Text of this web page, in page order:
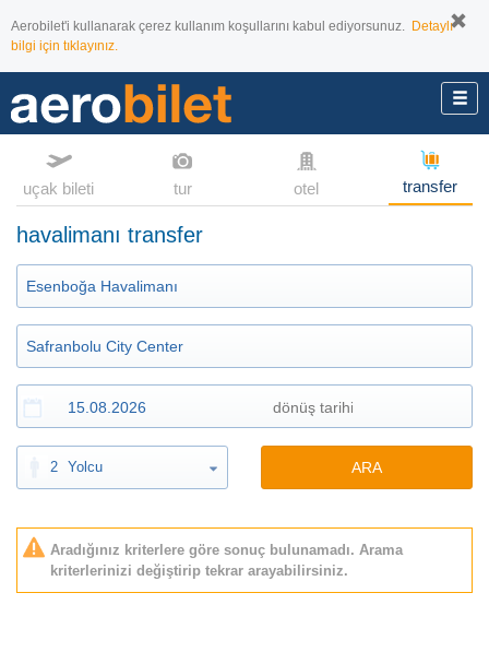
Aerobilet'i kullanarak çerez kullanım koşullarını kabul ediyorsunuz. Detaylı
bilgi için tıklayınız.
uçak bileti tur otel transfer
havalimanı transfer
2 Yolcu ARA
Aradığınız kriterlere göre sonuç bulunamadı. Arama
kriterlerinizi değiştirip tekrar arayabilirsiniz.